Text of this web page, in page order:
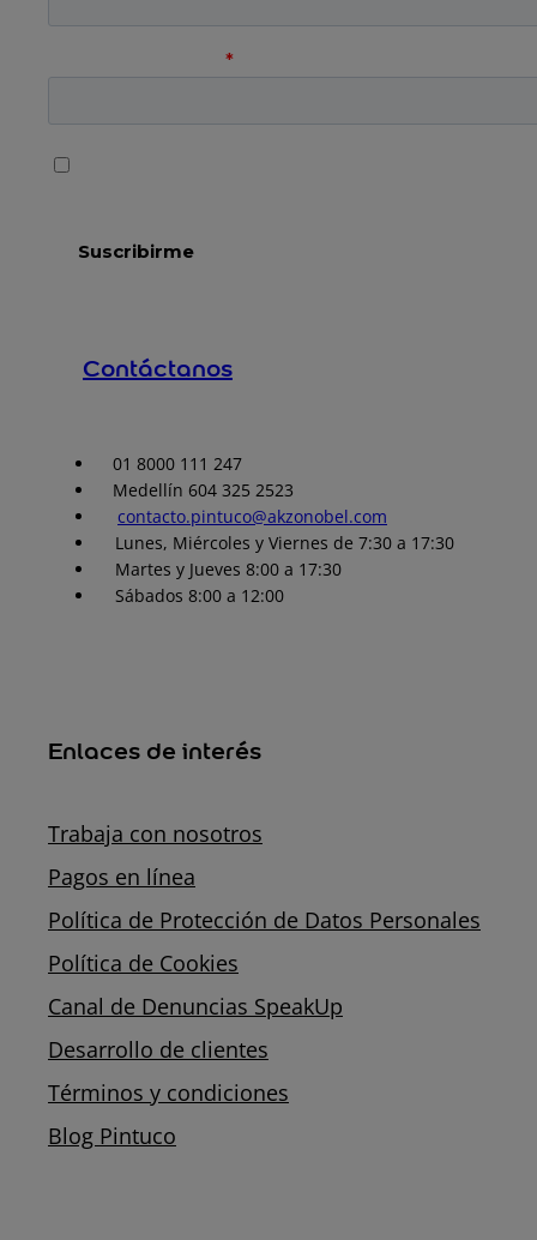
Contáctanos
01 8000 111 247
Medellín 604 325 2523
contacto.pintuco@akzonobel.com
Lunes, Miércoles y Viernes de 7:30 a 17:30
Martes y Jueves 8:00 a 17:30
Sábados 8:00 a 12:00
Enlaces de interés
Trabaja con nosotros
Pagos en línea
Política de Protección de Datos Personales
Política de Cookies
Canal de Denuncias SpeakUp
Desarrollo de clientes
Términos y condiciones
Blog Pintuco